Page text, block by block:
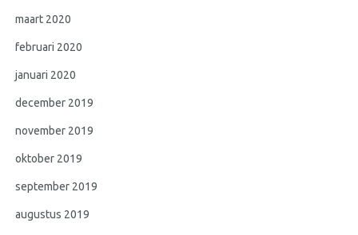
maart 2020
februari 2020
januari 2020
december 2019
november 2019
oktober 2019
september 2019
augustus 2019